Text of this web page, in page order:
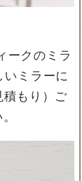
ークのミラ
ミラーに
もり）ご